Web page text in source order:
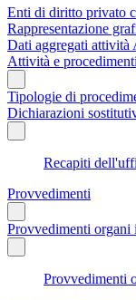
Enti di diritto privato
Rappresentazione
Dati aggregati attività
Attività e procedimenti
Tipologie di
Dichiarazioni
Recapiti
Provvedimenti
Provvedimenti
Provvedimenti